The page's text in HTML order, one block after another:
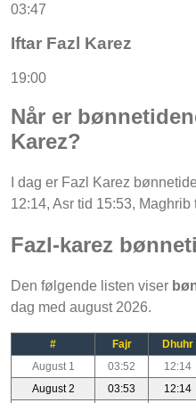
03:47
Iftar Fazl Karez
19:00
Når er
Karez?
I dag er Fazl Karez
12:14, Asr tid 15:53,
Fazl-karez
Den følgende listen viser
dag med august 2026.
# Fajr Dhuhr
August 1
03:52 12:14
August 2
03:53 12:14